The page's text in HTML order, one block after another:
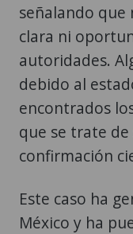
señalando
clara ni
autoridades.
debido al
encontrados
que se trate de
confirmación
Este caso ha
México y ha